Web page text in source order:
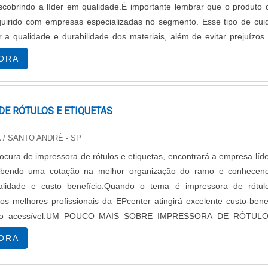
eficiência das impressoras. Um painel de controle fácil de
o desempenho das impressoras de etiquetas
COLORIDAS
oferecem uma série de benefícios que podem
principalmente pela garantia de impressão com qualidade.
nítidas e um desempenho profissional.
dos consumidores e, para utilização de impressão, a
a líder em qualidade.É importante lembrar que o produto
com empresas especializadas no segmento. Esse tipo de
a qualidade e durabilidade dos materiais, além de evitar prejuízos
de...
RÓTULOS E ETIQUETAS
/ SANTO ANDRÉ - SP
de impressora de rótulos e etiquetas, encontrará a empresa
uma cotação na melhor organização do ramo e
e custo benefício.Quando o tema é impressora de
melhores profissionais da EPcenter atingirá excelente custo-
acessível.UM POUCO MAIS SOBRE IMPRESSORA DE
maneiras eficientes de ...